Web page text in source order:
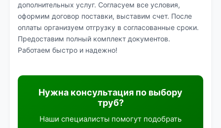
дополнительных услуг. Согласуем все условия,
оформим договор поставки, выставим счет. После
оплаты организуем отгрузку в согласованные сроки.
Предоставим полный комплект документов.
Работаем быстро и надежно!
Нужна консультация по выбору
труб?
Наши специалисты помогут подобрать